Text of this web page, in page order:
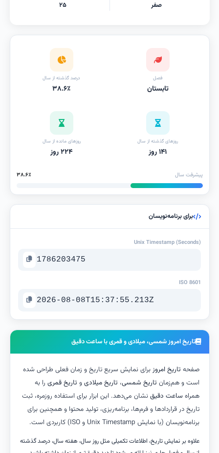
صفر ۲۵
فصل
تابستان
درصد گذشته از سال
۳۸.۶٪
روزهای گذشته از سال
۱۴۱ روز
روزهای مانده از سال
۲۲۴ روز
پیشرفت سال ۳۸.۶٪
برای برنامه‌نویسان
Unix Timestamp (Seconds)
ISO 8601
تاریخ امروز شمسی، میلادی و قمری با ساعت دقیق
صفحه تاریخ امروز برای نمایش سریع تاریخ و زمان فعلی طراحی شده
است و هم‌زمان تاریخ شمسی، تاریخ میلادیو تاریخ قمری را به
همراه ساعت دقیق نشان می‌دهد. این ابزار برای استفاده روزمره، ثبت
تاریخ در قراردادها و فرم‌ها، برنامه‌ریزی، تولید محتوا و همچنین برای
برنامه‌نویسان (با نمایش Unix Timestamp و ISO) کاربردی است.
علاوه بر نمایش تاریخ، اطلاعات تکمیلی مثل روز سال، هفته سال، درصد گذشته